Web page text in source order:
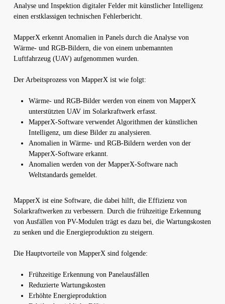
Analyse und Inspektion digitaler Felder mit künstlicher Intelligenz
einen erstklassigen technischen Fehlerbericht.
MapperX erkennt Anomalien in Panels durch die Analyse von
Wärme- und RGB-Bildern, die von einem unbemannten
Luftfahrzeug (UAV) aufgenommen wurden.
Der Arbeitsprozess von MapperX ist wie folgt:
Wärme- und RGB-Bilder werden von einem von MapperX
unterstützten UAV im Solarkraftwerk erfasst.
MapperX-Software verwendet Algorithmen der künstlichen
Intelligenz, um diese Bilder zu analysieren.
Anomalien in Wärme- und RGB-Bildern werden von der
MapperX-Software erkannt.
Anomalien werden von der MapperX-Software nach
Weltstandards gemeldet.
MapperX ist eine Software, die dabei hilft, die Effizienz von
Solarkraftwerken zu verbessern. Durch die frühzeitige Erkennung
von Ausfällen von PV-Modulen trägt es dazu bei, die Wartungskosten
zu senken und die Energieproduktion zu steigern.
Die Hauptvorteile von MapperX sind folgende:
Frühzeitige Erkennung von Panelausfällen
Reduzierte Wartungskosten
Erhöhte Energieproduktion